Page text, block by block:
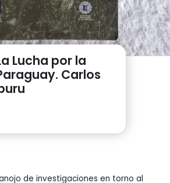
Lucha por la
Carlos
de investigaciones en torno al